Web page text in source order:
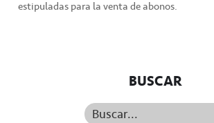
estipuladas para la venta de abonos.
BUSCAR
Buscar...